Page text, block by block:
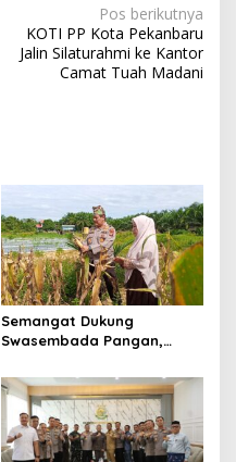
Pos berikutnya
KOTI PP Kota Pekanbaru
Jalin Silaturahmi ke Kantor
Camat Tuah Madani
Semangat Dukung
Swasembada Pangan,
Langsung Panen Jagung di
Sendayan